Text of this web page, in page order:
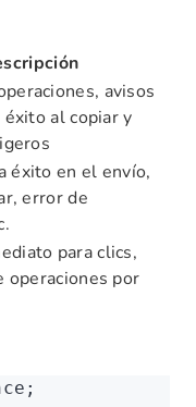
avisos
al copiar y
éxito en el envío,
error de
para clics,
operaciones por